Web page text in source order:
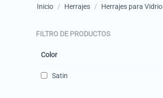
Inicio / Herrajes / Herrajes para Vidrio
FILTRO DE PRODUCTOS
Color
Satin